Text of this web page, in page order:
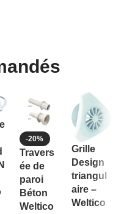
-20%
Travers
ée de
paroi
Béton
Weltico
Grille
Design
triangul
aire –
Weltico